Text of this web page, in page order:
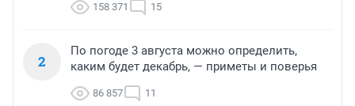
158 371 15
2
По погоде 3 августа можно определить,
каким будет декабрь, — приметы и поверья
86 857 11